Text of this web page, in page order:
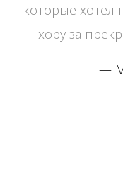
которые хотел
хору за